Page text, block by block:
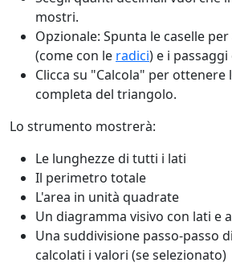
mostri.
Opzionale: Spunta le caselle
(come con le radici) e i passaggi
Clicca su "Calcola" per ottenere
completa del triangolo.
Lo strumento mostrerà:
Le lunghezze di tutti i lati
Il perimetro totale
L'area in unità quadrate
Un diagramma visivo con lati e
Una suddivisione passo-passo
calcolati i valori (se selezionato)